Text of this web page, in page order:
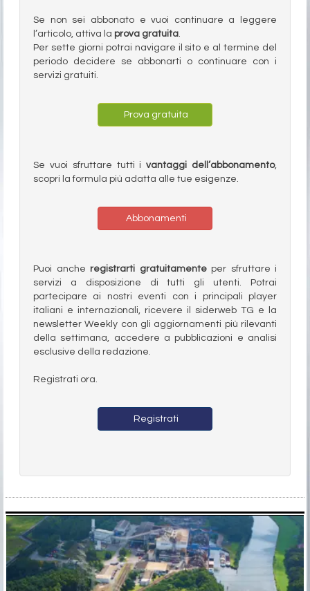
Se non sei abbonato e vuoi continuare a leggere
l’articolo, attiva la prova gratuita.
Per sette giorni potrai navigare il sito e al termine del
periodo decidere se abbonarti o continuare con i
servizi gratuiti.
Prova gratuita
Se vuoi sfruttare tutti ivantaggi dell’abbonamento,
scopri la formula più adatta alle tue esigenze.
Abbonamenti
Puoi anche registrarti gratuitamenteper sfruttare i
servizi a disposizione di tutti gli utenti. Potrai
partecipare ai nostri eventi con i principali player
italiani e internazionali, ricevere il siderweb TG e la
newsletter Weekly con gli aggiornamenti più rilevanti
della settimana, accedere a pubblicazioni e analisi
esclusive della redazione.
Registrati ora.
Registrati